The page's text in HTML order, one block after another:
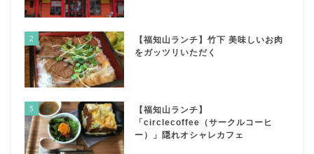
2
【福知山ランチ】竹下 美味しいお肉
をガッツリいただく
3
【福知山ランチ】
「circlecoffee（サークルコーヒ
ー）」隠れオシャレカフェ